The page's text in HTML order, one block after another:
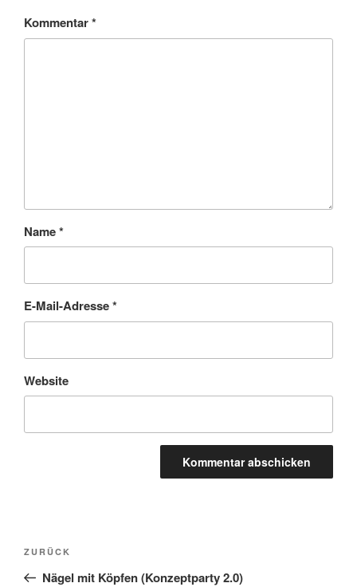
Kommentar*
Name*
E-Mail-Adresse*
Website
Beitragsnavigation
Vorheriger
Beitrag
ZURÜCK
Nägel mit Köpfen (Konzeptparty 2.0)